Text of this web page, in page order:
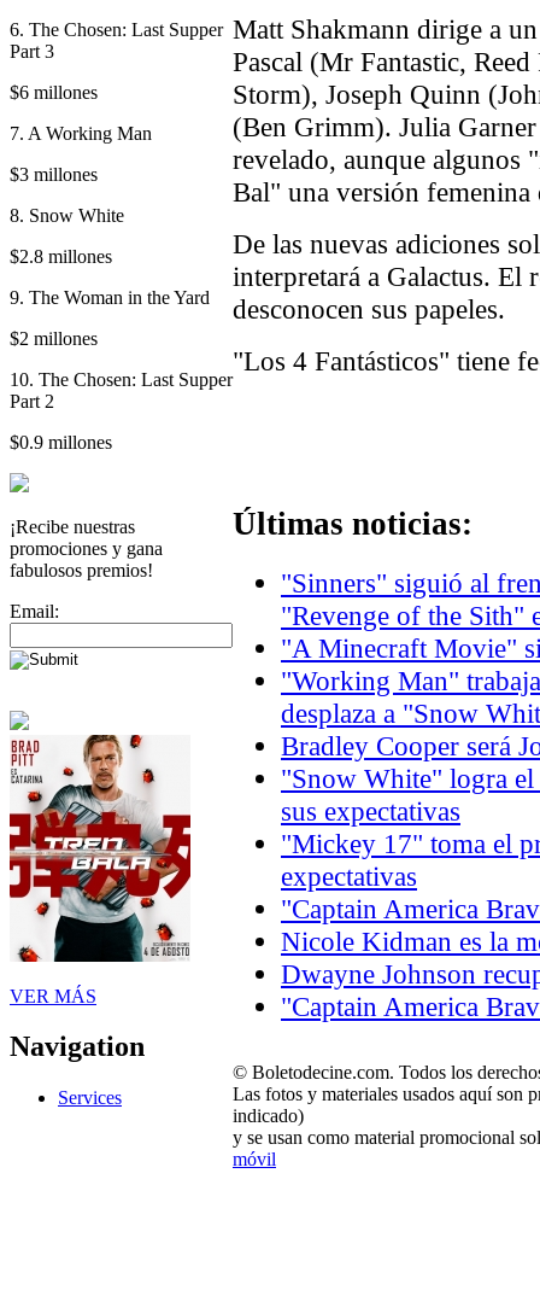
6. The Chosen: Last Supper
Part 3
$6 millones
7. A Working Man
$3 millones
8. Snow White
$2.8 millones
9. The Woman in the Yard
$2 millones
10. The Chosen: Last Supper
Part 2
$0.9 millones
¡Recibe nuestras
promociones y gana
fabulosos premios!
Email:
VER MÁS
Navigation
Services
Matt Shakmann dirige a
Pascal (Mr Fantastic,
Storm), Joseph Quinn
(Ben Grimm). Julia
revelado, aunque algunos
Bal" una versión
De las nuevas adiciones
interpretará a Galactus. El
desconocen sus papeles.
"Los 4 Fantásticos" tiene
Últimas noticias:
"Sinners" siguió al
"Revenge of the Sith"
"A Minecraft Movie"
"Working Man"
desplaza a "Snow
Bradley Cooper será
"Snow White" logra
sus expectativas
"Mickey 17" toma el
expectativas
"Captain America
Nicole Kidman es la
Dwayne Johnson
"Captain America
© Boletodecine.com. Todos los
Las fotos y materiales usados aquí son
indicado)
y se usan como material promocional
móvil